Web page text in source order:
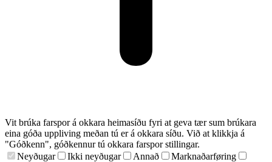
Vit brúka farspor á okkara heimasíðu fyri at geva tær sum brúkara
eina góða uppliving meðan tú er á okkara síðu. Við at klikkja á
"Góðkenn", góðkennur tú okkara farspor stillingar.
Neyðugar
Ikki neyðugar Annað
Marknaðarføring